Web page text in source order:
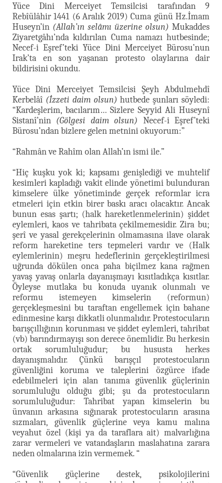
Yüce Dini Merceiyet Temsilcisi tarafından 9
Rebîülâhir 1441 (6 Aralık 2019) Cuma günü Hz.İmam
Huseyn’in (Allah’ın selâmı üzerine olsun) Mukaddes
Ziyaretgâhı’nda kıldırılan Cuma namazı hutbesinde;
Necef-i Eşref’teki Yüce Dini Merceiyet Bürosu’nun
Irak’ta en son yaşanan protesto olaylarına dair
bildirisini okundu.
Yüce Dini Merceiyet Temsilcisi Şeyh Abdulmehdî
Kerbelâî (İzzeti daim olsun) hutbede şunları söyledi:
“Kardeşlerim, bacılarım… Sizlere Seyyid Ali Huseynî
Sistanî’nin (Gölgesi daim olsun) Necef-i Eşref’teki
Bürosu’ndan bizlere gelen metnini okuyorum:”
“Rahmân ve Rahîm olan Allah’ın ismi ile.”
“Hiç kuşku yok ki; kapsamı genişlediği ve muhtelif
kesimleri kapladığı vakit elinde yönetimi bulunduran
kimselere ülke yönetiminde gerçek reformlar icra
etmeleri için etkin birer baskı aracı olacaktır. Ancak
bunun esas şartı; (halk hareketlenmelerinin) şiddet
eylemleri, kaos ve tahribata çekilmemesidir. Zira bu;
şerî ve yasal gerekçelerinin olmamasına ilave olarak
reform hareketine ters tepmeleri vardır ve (Halk
eylemlerinin) meşru hedeflerinin gerçekleştirilmesi
uğrunda dökülen onca paha biçilmez kana rağmen
yavaş yavaş onlarla dayanışmayı kısıtladıkça kısıtlar.
Öyleyse mutlaka bu konuda uyanık olunmalı ve
reformu istemeyen kimselerin (reformun)
gerçekleşmesini bu taraftan engellemek için bahane
edinmesine karşı dikkatli olunmalıdır. Protestocuların
barışçıllığının korunması ve şiddet eylemleri, tahribat
(vb) barındırmayışı son derece önemlidir. Bu herkesin
ortak sorumluluğudur; bu hususta herkes
dayanışmalıdır. Çünkü barışçıl protestocuların
güvenliğini koruma ve taleplerini özgürce ifade
edebilmeleri için alan tanıma güvenlik güçlerinin
sorumluluğu olduğu gibi; şu da protestocuların
sorumluluğudur: Tahribat yapan kimselerin bu
ünvanın arkasına sığınarak protestocuların arasına
sızmaları, güvenlik güçlerine veya kamu malına
veyahut özel (kişi ya da taraflara ait) malvarlığına
zarar vermeleri ve vatandaşların maslahatına zarara
neden olmalarına izin vermemek. “
“Güvenlik güçlerine destek, psikolojilerini